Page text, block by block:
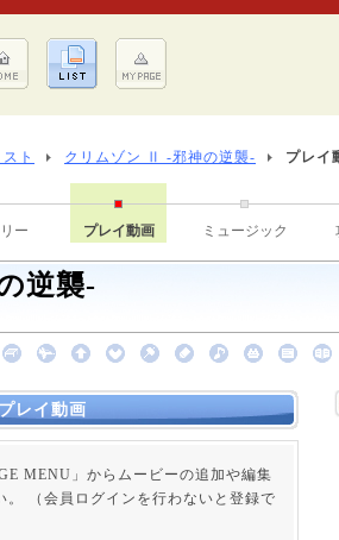
ト クリムゾン Ⅱ -邪神の逆襲- プレイ
ー プレイ動画 ミュージック
逆襲-
レイ動画
MENU」からムービーの追加や編集
（会員ログインを行わないと登録で